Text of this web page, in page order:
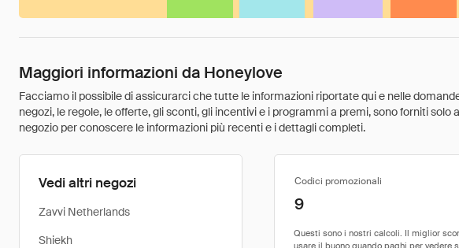
Maggiori informazioni da Honeylove
Facciamo il possibile di assicurarci che tutte le informazioni riportate qui e nelle
negozi, le regole, le offerte, gli sconti, gli incentivi e i programmi a premi, sono forniti
negozio per conoscere le informazioni più recenti e i dettagli completi.
Vedi altri negozi
Zavvi Netherlands
Shiekh
Codici promozionali
9